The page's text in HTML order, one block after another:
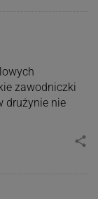
zawodniczki
drużynie nie
share